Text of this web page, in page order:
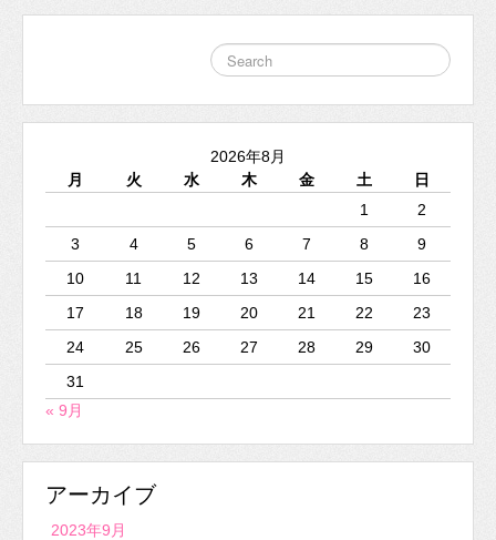
2026年8月
月
火 水 木 金 土
日
1
2
3
4 5 6 7 8
9
10
11 12 13 14 15
16
17
18 19 20 21 22
23
24
25 26 27 28 29
30
31
« 9月
アーカイブ
2023年9月